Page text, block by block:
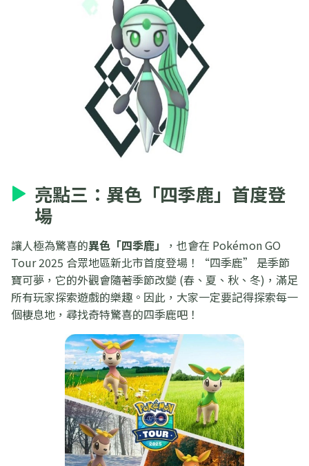
亮點三：異色「四季鹿」首度登
場
讓人極為驚喜的異色「四季鹿」
，也會在 Pokémon GO
Tour 2025 合眾地區新北市首度登場！“四季鹿” 是季節
寶可夢，它的外觀會隨著季節改變 (春、夏、秋、冬)，滿足
所有玩家探索遊戲的樂趣。因此，大家一定要記得探索每一
個棲息地，尋找奇特驚喜的四季鹿吧！